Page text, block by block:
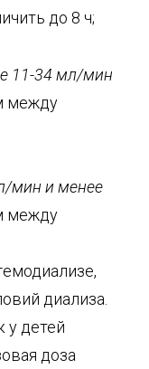
до 8 ч;
11-34 мл/мин
между
мин и менее
между
диализа.
у детей
доза